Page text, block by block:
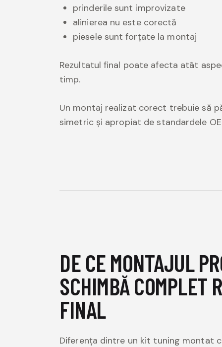
prinderile sunt improvizate
alinierea nu este corectă
piesele sunt forțate la montaj
Rezultatul final poate afecta atât
timp.
Un montaj realizat corect trebuie să
simetric și apropiat de standardele
DE CE MONTAJUL
SCHIMBĂ COMPLET
FINAL
Diferența dintre un kit tuning montat